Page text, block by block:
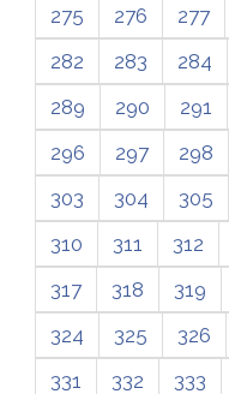
275
276 277
282
283 284
289
290 291
296
297 298
303
304 305
310
311 312
317
318 319
324
325 326
331
332 333